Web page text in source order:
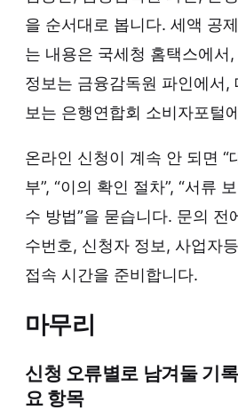
을 순서대로 봅니다. 세액 공
는 내용은 국세청 홈택스에서,
정보는 금융감독원 파인에서,
보는 은행연합회 소비자포털
온라인 신청이 계속 안 되면 “
부”, “이의 확인 절차”, “서류
수 방법”을 묻습니다. 문의 전
수번호, 신청자 정보, 사업자
접속 시간을 준비합니다.
마무리
신청 오류별로 남겨둘 기
요 항목